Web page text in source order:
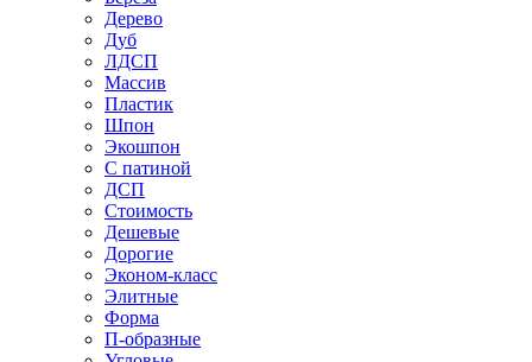
Дерево
Дуб
ЛДСП
Массив
Пластик
Шпон
Экошпон
С патиной
ДСП
Стоимость
Дешевые
Дорогие
Эконом-класс
Элитные
Форма
П-образные